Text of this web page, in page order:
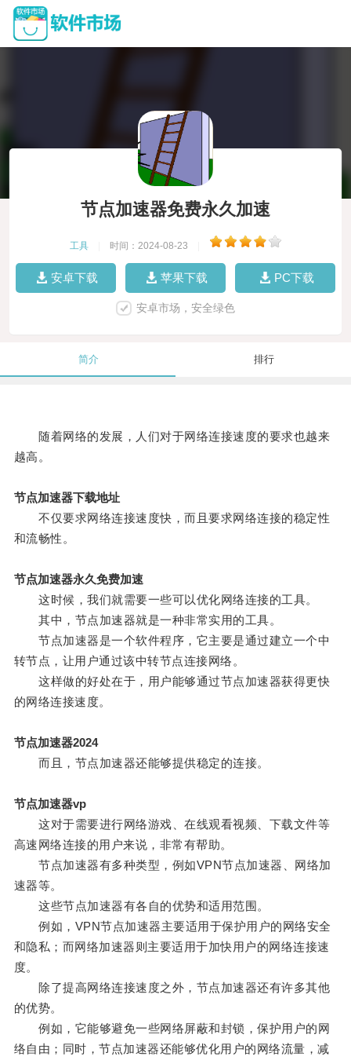
节点加速器免费永久加速
工具 时间：2024-08-23
安卓下载 苹果下载 PC下载
安卓市场，安全绿色
简介 排行
随着网络的发展，人们对于网络连接速度的要求也越来
越高。
节点加速器下载地址
不仅要求网络连接速度快，而且要求网络连接的稳定性
和流畅性。
节点加速器永久免费加速
这时候，我们就需要一些可以优化网络连接的工具。
其中，节点加速器就是一种非常实用的工具。
节点加速器是一个软件程序，它主要是通过建立一个中
转节点，让用户通过该中转节点连接网络。
这样做的好处在于，用户能够通过节点加速器获得更快
的网络连接速度。
节点加速器2024
而且，节点加速器还能够提供稳定的连接。
节点加速器vp
这对于需要进行网络游戏、在线观看视频、下载文件等
高速网络连接的用户来说，非常有帮助。
节点加速器有多种类型，例如VPN节点加速器、网络加
速器等。
这些节点加速器有各自的优势和适用范围。
例如，VPN节点加速器主要适用于保护用户的网络安全
和隐私；而网络加速器则主要适用于加快用户的网络连接速
度。
除了提高网络连接速度之外，节点加速器还有许多其他
的优势。
例如，它能够避免一些网络屏蔽和封锁，保护用户的网
络自由；同时，节点加速器还能够优化用户的网络流量，减